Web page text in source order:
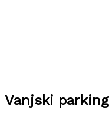
Vanjski parking